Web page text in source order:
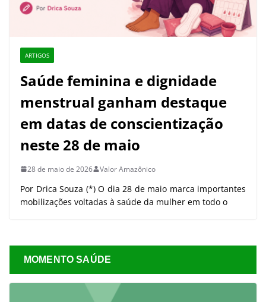
ARTIGOS
Saúde feminina e dignidade
menstrual ganham destaque
em datas de conscientização
neste 28 de maio
28 de maio de 2026 Valor Amazônico
Por Drica Souza (*) O dia 28 de maio marca importantes
mobilizações voltadas à saúde da mulher em todo o
MOMENTO SAÚDE